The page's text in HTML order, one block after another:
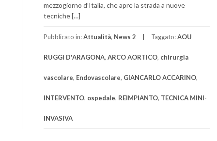
mezzogiorno d’Italia, che apre la strada a nuove
tecniche […]
Pubblicato in:Attualità, News 2 Taggato:AOU
RUGGI D'ARAGONA, ARCO AORTICO, chirurgia
vascolare, Endovascolare, GIANCARLO ACCARINO,
INTERVENTO, ospedale, REIMPIANTO, TECNICA MINI-
INVASIVA